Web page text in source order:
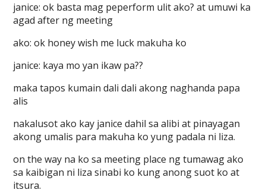
janice: ok basta mag peperform ulit ako? at umuwi ka
agad after ng meeting
ako: ok honey wish me luck makuha ko
janice: kaya mo yan ikaw pa??
maka tapos kumain dali dali akong naghanda papa
alis
nakalusot ako kay janice dahil sa alibi at pinayagan
akong umalis para makuha ko yung padala ni liza.
on the way na ko sa meeting place ng tumawag ako
sa kaibigan ni liza sinabi ko kung anong suot ko at
itsura.